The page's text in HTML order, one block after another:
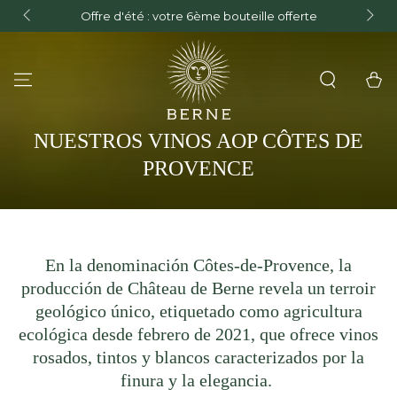
IR AL CONTENIDOOffre d'été : votre 6ème bouteille offerte
Carrito
COLECCIÓN:
NUESTROS VINOS AOP CÔTES DE
PROVENCE
En la denominación Côtes-de-Provence, la
producción de Château de Berne revela un terroir
geológico único, etiquetado como agricultura
ecológica desde febrero de 2021, que ofrece vinos
rosados, tintos y blancos caracterizados por la
finura y la elegancia.